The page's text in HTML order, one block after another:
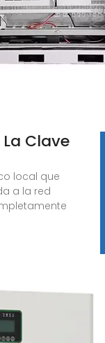
Clave
local que
a la red